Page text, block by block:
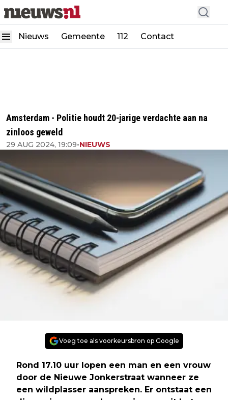
Nieuws Gemeente 112 Contact
Amsterdam - Politie houdt 20-jarige verdachte aan na
zinloos geweld
29 AUG 2024, 19:09•NIEUWS
Voeg toe als voorkeursbron op Google
Rond 17.10 uur lopen een man en een vrouw
door de Nieuwe Jonkerstraat wanneer ze
een wildplasser aanspreken. Er ontstaat een